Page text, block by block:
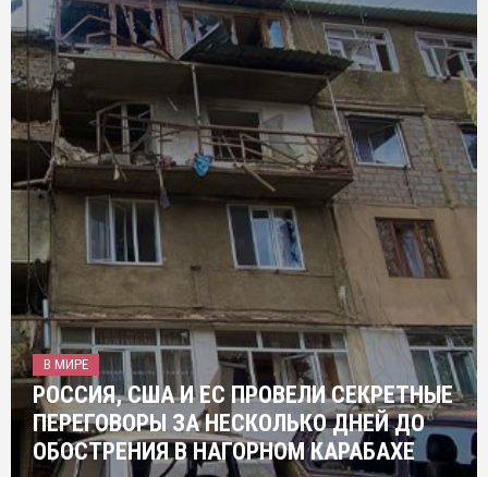
В МИРЕ
РОССИЯ, США И ЕС ПРОВЕЛИ СЕКРЕТНЫЕ
ПЕРЕГОВОРЫ ЗА НЕСКОЛЬКО ДНЕЙ ДО
ОБОСТРЕНИЯ В НАГОРНОМ КАРАБАХЕ